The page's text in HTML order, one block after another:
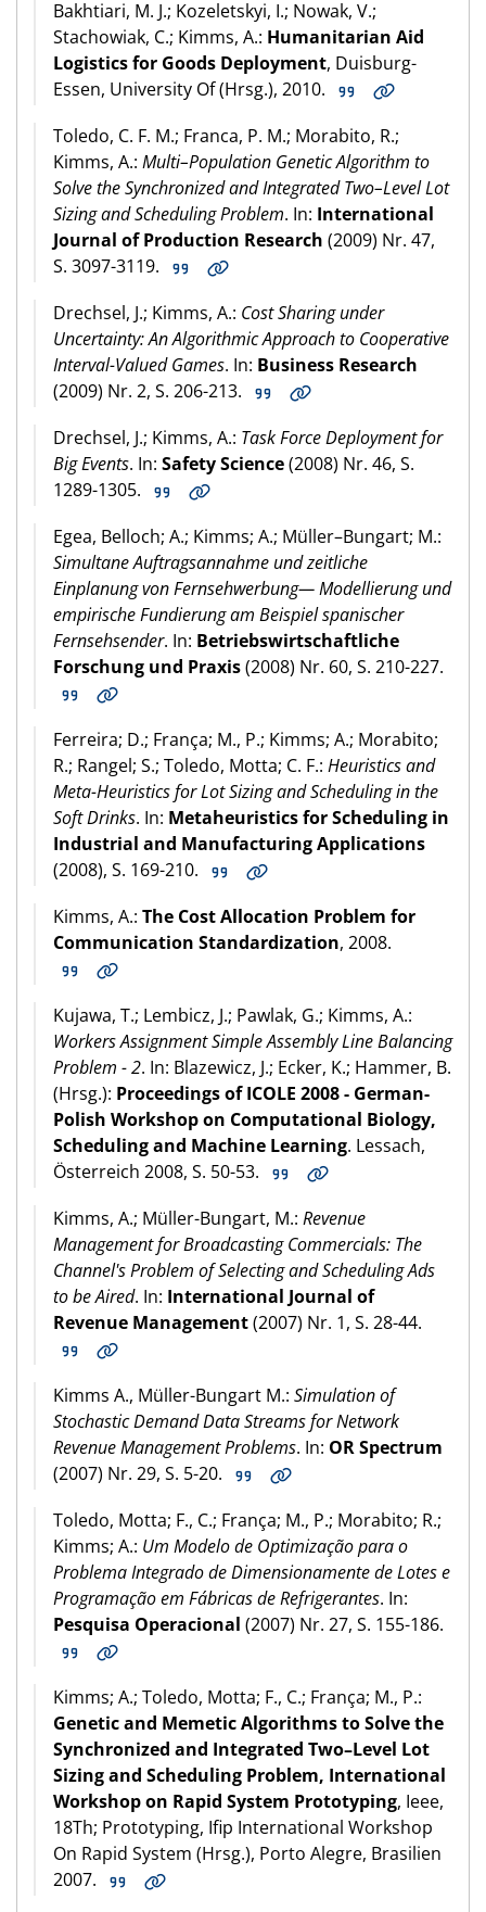
Bakhtiari, M. J.; Kozeletskyi, I.; Nowak, V.;
Stachowiak, C.; Kimms, A.: Humanitarian Aid
Logistics for Goods Deployment, Duisburg-
Essen, University Of (Hrsg.), 2010.
Toledo, C. F. M.; Franca, P. M.; Morabito, R.;
Kimms, A.: Multi–Population Genetic Algorithm to
Solve the Synchronized and Integrated Two–Level Lot
Sizing and Scheduling Problem. In: International
Journal of Production Research (2009) Nr. 47,
S. 3097-3119.
Drechsel, J.; Kimms, A.: Cost Sharing under
Uncertainty: An Algorithmic Approach to Cooperative
Interval-Valued Games. In: Business Research
(2009) Nr. 2, S. 206-213.
Drechsel, J.; Kimms, A.: Task Force Deployment for
Big Events. In: Safety Science(2008) Nr. 46, S.
1289-1305.
Egea, Belloch; A.; Kimms; A.; Müller–Bungart; M.:
Simultane Auftragsannahme und zeitliche
Einplanung von Fernsehwerbung— Modellierung und
empirische Fundierung am Beispiel spanischer
Fernsehsender. In: Betriebswirtschaftliche
Forschung und Praxis(2008) Nr. 60, S. 210-227.
Ferreira; D.; França; M., P.; Kimms; A.; Morabito;
R.; Rangel; S.; Toledo, Motta; C. F.: Heuristics and
Meta-Heuristics for Lot Sizing and Scheduling in the
Soft Drinks. In: Metaheuristics for Scheduling in
Industrial and Manufacturing Applications
(2008), S. 169-210.
Kimms, A.: The Cost Allocation Problem for
Communication Standardization, 2008.
Kujawa, T.; Lembicz, J.; Pawlak, G.; Kimms, A.:
Workers Assignment Simple Assembly Line Balancing
Problem - 2. In: Blazewicz, J.; Ecker, K.; Hammer, B.
(Hrsg.): Proceedings of ICOLE 2008 - German-
Polish Workshop on Computational Biology,
Scheduling and Machine Learning. Lessach,
Österreich 2008, S. 50-53.
Kimms, A.; Müller-Bungart, M.: Revenue
Management for Broadcasting Commercials: The
Channel's Problem of Selecting and Scheduling Ads
to be Aired. In: International Journal of
Revenue Management(2007) Nr. 1, S. 28-44.
Kimms A., Müller-Bungart M.: Simulation of
Stochastic Demand Data Streams for Network
Revenue Management Problems. In: OR Spectrum
(2007) Nr. 29, S. 5-20.
Toledo, Motta; F., C.; França; M., P.; Morabito; R.;
Kimms; A.: Um Modelo de Optimização para o
Problema Integrado de Dimensionamente de Lotes e
Programação em Fábricas de Refrigerantes. In:
Pesquisa Operacional (2007) Nr. 27, S. 155-186.
Kimms; A.; Toledo, Motta; F., C.; França; M., P.:
Genetic and Memetic Algorithms to Solve the
Synchronized and Integrated Two–Level Lot
Sizing and Scheduling Problem, International
Workshop on Rapid System Prototyping, Ieee,
18Th; Prototyping, Ifip International Workshop
On Rapid System (Hrsg.), Porto Alegre, Brasilien
2007.